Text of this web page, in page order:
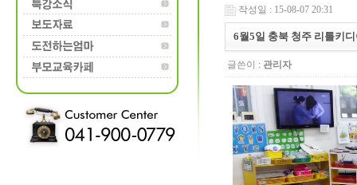
작성일 : 15-08-07 20:31
6월5일 충북 청주 리틀키
글쓴이 : 관리자